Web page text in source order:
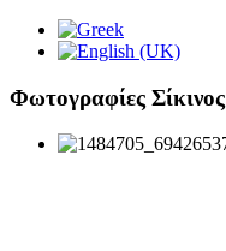
Φωτογραφίες Σίκινος